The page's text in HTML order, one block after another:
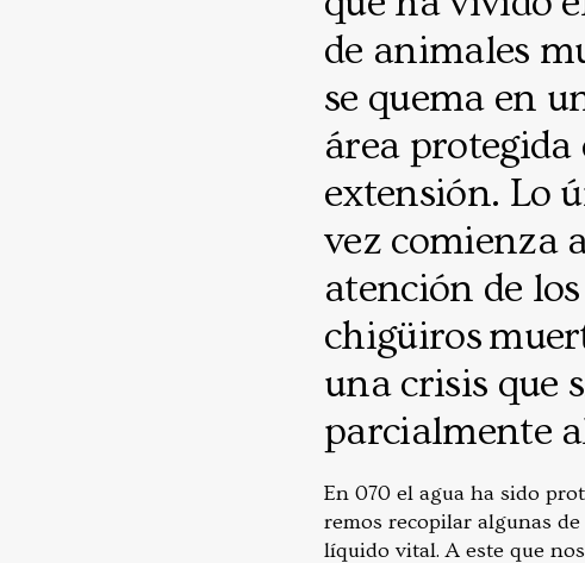
de animales
se quema en
área
extensión. Lo
vez comienza
atención de
chigüiros
una crisis que
parcialmente
En 070 el agua ha sido
remos recopilar algunas
líquido vital. A este que